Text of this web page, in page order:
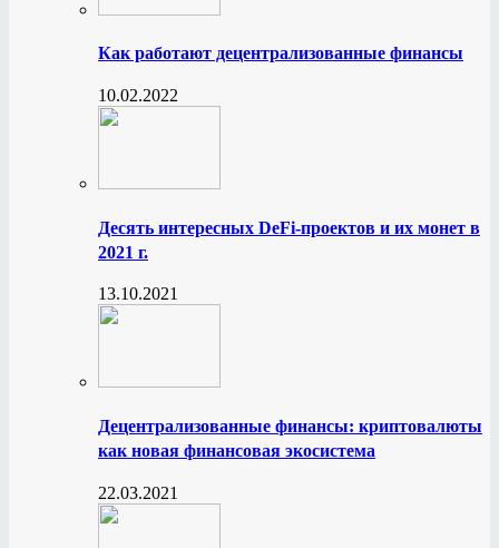
Как работают децентрализованные финансы
10.02.2022
Десять интересных DeFi-проектов и их монет в
2021 г.
13.10.2021
Децентрализованные финансы: криптовалюты
как новая финансовая экосистема
22.03.2021